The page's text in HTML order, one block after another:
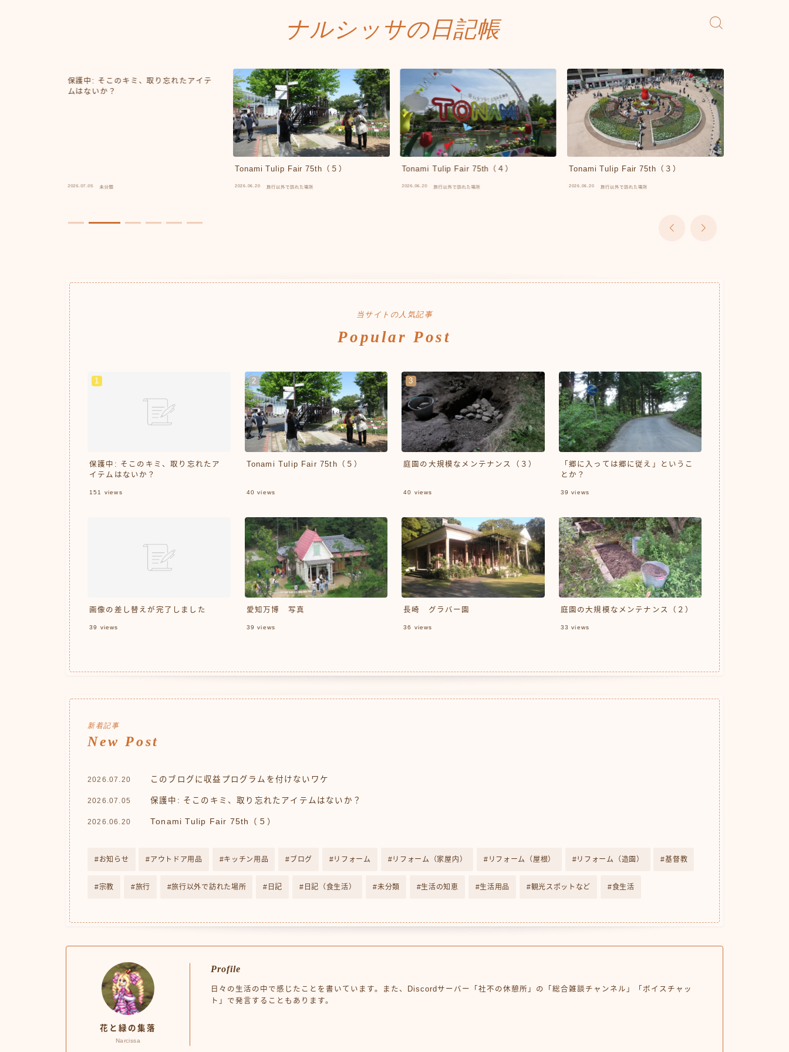
ナルシッサの日記帳
保護中: そこのキミ、取り忘れたアイテ
ムはないか？
2026.07.05 未分類
Tonami Tulip Fair 75th（５）
2026.06.20 旅行以外で訪れた場所
Tonami Tulip Fair 75th（４）
2026.06.20 旅行以外で訪れた場所
Tonami Tulip Fair 75th（３）
2026.06.20 旅行以外で訪れた場所
当サイトの人気記事
Popular Post
保護中: そこのキミ、取り忘れたア
イテムはないか？
151 views
Tonami Tulip Fair 75th（５）
40 views
庭園の大規模なメンテナンス（３）
40 views
「郷に入っては郷に従え」というこ
とか？
39 views
画像の差し替えが完了しました
39 views
愛知万博 写真
39 views
長崎 グラバー園
36 views
庭園の大規模なメンテナンス（２）
33 views
新着記事
New Post
このブログに収益プログラムを付けないワケ
2026.07.20
保護中: そこのキミ、取り忘れたアイテムはないか？
2026.07.05
Tonami Tulip Fair 75th（５）
2026.06.20
お知らせ アウトドア用品 キッチン用品 ブログ リフォーム リフォーム（家屋内） リフォーム（屋根） リフォーム（造園） 基督教
宗教 旅行 旅行以外で訪れた場所 日記 日記（食生活） 未分類 生活の知恵 生活用品 観光スポットなど 食生活
花と緑の集落
Narcissa
Profile
日々の生活の中で感じたことを書いています。また、Discordサーバー「社不の休憩所」の「総合雑談チャンネル」「ボイスチャッ
ト」で発言することもあります。